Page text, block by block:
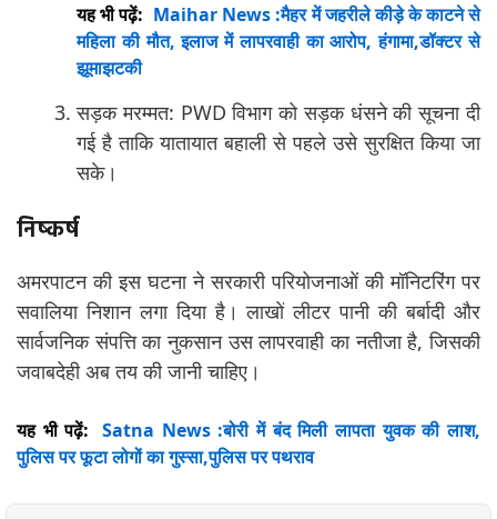
यह भी पढ़ें: Maihar News :मैहर में जहरीले कीड़े के काटने से
महिला की मौत, इलाज में लापरवाही का आरोप, हंगामा,डॉक्टर से
झूमाझटकी
सड़क मरम्मत: PWD विभाग को सड़क धंसने की सूचना दी
गई है ताकि यातायात बहाली से पहले उसे सुरक्षित किया जा
सके।
निष्कर्ष
अमरपाटन की इस घटना ने सरकारी परियोजनाओं की मॉनिटरिंग पर
सवालिया निशान लगा दिया है। लाखों लीटर पानी की बर्बादी और
सार्वजनिक संपत्ति का नुकसान उस लापरवाही का नतीजा है, जिसकी
जवाबदेही अब तय की जानी चाहिए।
यह भी पढ़ें: Satna News :बोरी में बंद मिली लापता युवक की लाश,
पुलिस पर फूटा लोगों का गुस्सा,पुलिस पर पथराव